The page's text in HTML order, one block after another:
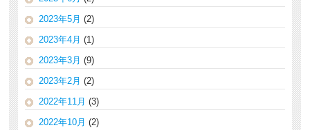
2023年5月 (2)
2023年4月 (1)
2023年3月 (9)
2023年2月 (2)
2022年11月 (3)
2022年10月 (2)